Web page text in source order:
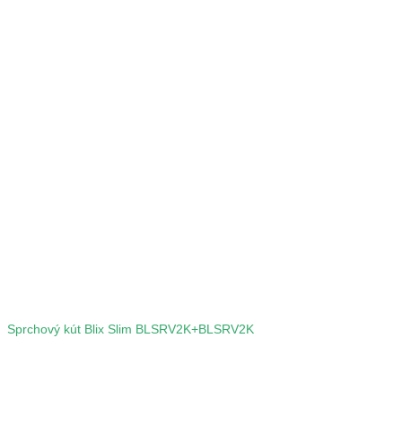
Sprchový kút Blix Slim BLSRV2K+BLSRV2K